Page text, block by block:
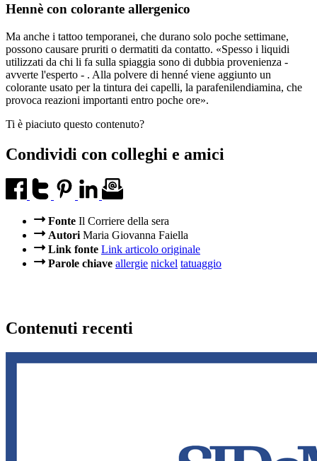
Hennè con colorante allergenico
Ma anche i tattoo temporanei, che durano solo poche settimane,
possono causare pruriti o dermatiti da contatto. «Spesso i liquidi
utilizzati da chi li fa sulla spiaggia sono di dubbia provenienza -
avverte l'esperto - . Alla polvere di henné viene aggiunto un
colorante usato per la tintura dei capelli, la parafenilendiamina, che
provoca reazioni importanti entro poche ore».
Ti è piaciuto questo contenuto?
Condividi con colleghi e amici
Fonte Il Corriere della sera
Autori Maria Giovanna Faiella
Link fonte Link articolo originale
Parole chiave allergie nickel tatuaggio
Contenuti recenti